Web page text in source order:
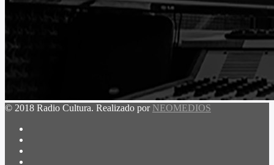
© 2018 Radio Cultura. Realizado por NEOMEDIOS